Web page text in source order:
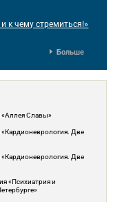
к чему стремиться!»
Больше
«Аллея Славы»
«Кардионеврология. Две
«Кардионеврология. Две
«Психиатрия и